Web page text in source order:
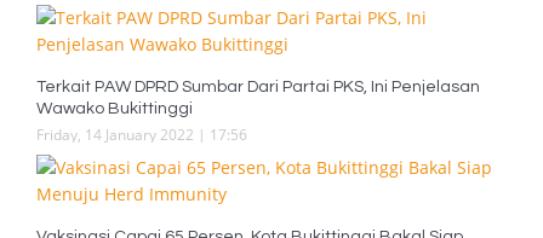
Terkait PAW DPRD Sumbar Dari Partai PKS, Ini Penjelasan
Wawako Bukittinggi
Friday, 14 January 2022 | 17:56